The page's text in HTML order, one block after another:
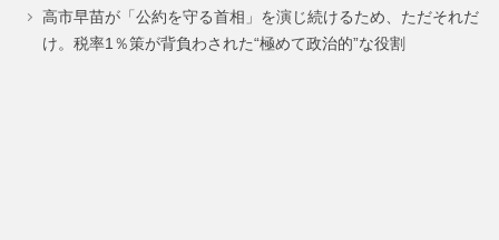
高市早苗が「公約を守る首相」を演じ続けるため、ただそれだ
け。税率1％策が背負わされた“極めて政治的”な役割